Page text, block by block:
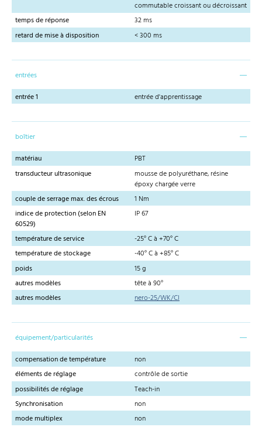
commutable croissant ou décroissant
temps de réponse
32 ms
retard de mise à disposition
< 300 ms
entrées
entrée 1
entrée d'apprentissage
boîtier
matériau
PBT
transducteur ultrasonique
mousse de polyuréthane, résine
époxy chargée verre
couple de serrage max. des écrous
1 Nm
indice de protection (selon EN
60529)
IP 67
température de service
-25° C à +70° C
température de stockage
-40° C à +85° C
poids
15 g
autres modèles
tête à 90°
autres modèles
nero-25/WK/CI
équipement/particularités
compensation de température
non
éléments de réglage
contrôle de sortie
possibilités de réglage
Teach-in
Synchronisation
non
mode multiplex
non